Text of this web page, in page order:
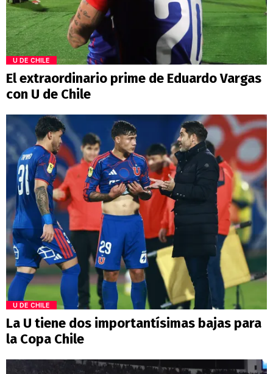
U DE CHILE
El extraordinario prime de Eduardo Vargas
con U de Chile
U DE CHILE
La U tiene dos importantísimas bajas para
la Copa Chile